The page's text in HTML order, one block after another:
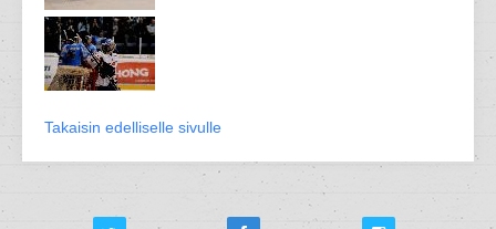
Takaisin edelliselle sivulle